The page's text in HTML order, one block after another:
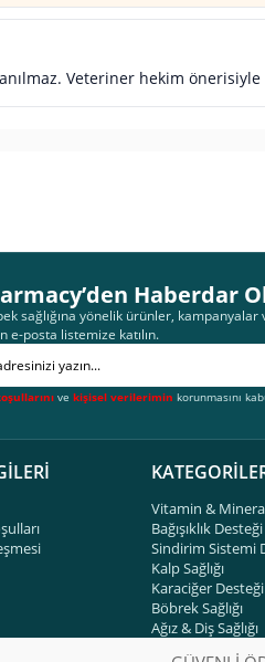
Veteriner hekim önerisiyle
Haberdar
sağlığına yönelik ürünler,
e-posta listemize katılın.
ve kişisel verilerimin korunmasını
Vitamin &
Bağışıklık Desteği
Sindirim Sistemi
Kalp Sağlığı
Karaciğer Desteği
Böbrek Sağlığı
Ağız & Diş Sağlığı